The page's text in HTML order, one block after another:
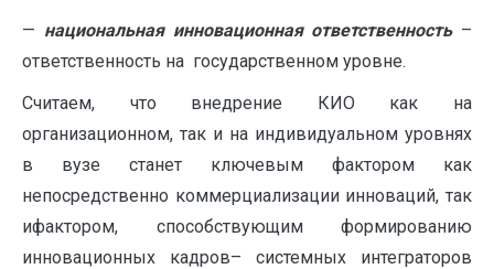
— национальная инновационная ответственность–
ответственность на государственном уровне.
Считаем, что внедрение КИО как на
организационном, так и на индивидуальном уровнях
в вузе станет ключевым фактором как
непосредственно коммерциализации инноваций, так
ифактором, способствующим формированию
инновационных кадров– системных интеграторов